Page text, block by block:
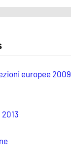
europee 2009